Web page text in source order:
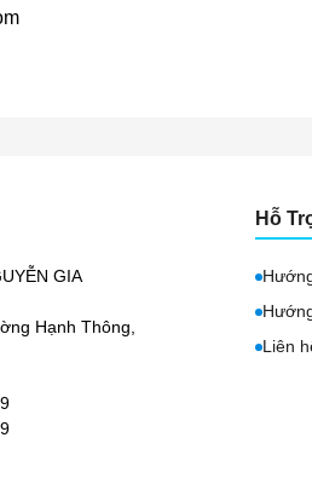
GIA
Hạnh Thông,
Hỗ
Liên